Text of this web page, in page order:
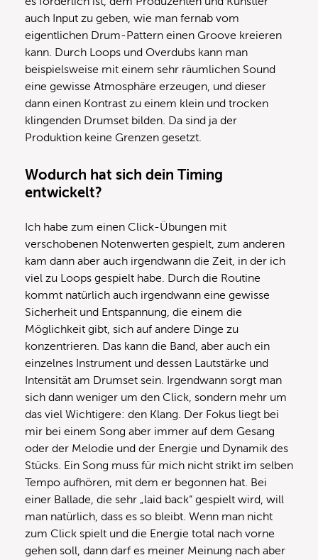
auch Input zu geben, wie man fernab vom
eigentlichen Drum-Pattern einen Groove kreieren
kann. Durch Loops und Overdubs kann man
beispielsweise mit einem sehr räumlichen Sound
eine gewisse Atmosphäre erzeugen, und dieser
dann einen Kontrast zu einem klein und trocken
klingenden Drumset bilden. Da sind ja der
Produktion keine Grenzen gesetzt.
Wodurch hat sich dein Timing
entwickelt?
Ich habe zum einen Click-Übungen mit
verschobenen Notenwerten gespielt, zum anderen
kam dann aber auch irgendwann die Zeit, in der ich
viel zu Loops gespielt habe. Durch die Routine
kommt natürlich auch irgendwann eine gewisse
Sicherheit und Entspannung, die einem die
Möglichkeit gibt, sich auf andere Dinge zu
konzentrieren. Das kann die Band, aber auch ein
einzelnes Instrument und dessen Lautstärke und
Intensität am Drumset sein. Irgendwann sorgt man
sich dann weniger um den Click, sondern mehr um
das viel Wichtigere: den Klang. Der Fokus liegt bei
mir bei einem Song aber immer auf dem Gesang
oder der Melodie und der Energie und Dynamik des
Stücks. Ein Song muss für mich nicht strikt im selben
Tempo aufhören, mit dem er begonnen hat. Bei
einer Ballade, die sehr „laid back“ gespielt wird, will
man natürlich, dass es so bleibt. Wenn man nicht
zum Click spielt und die Energie total nach vorne
gehen soll, dann darf es meiner Meinung nach aber